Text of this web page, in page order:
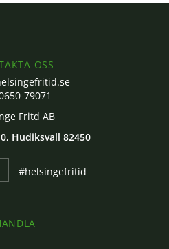
OSS
79071
Fritd AB
Hudiksvall 82450
#helsingefritid